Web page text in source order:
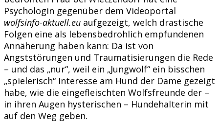
Psychologin gegenüber dem Videoportal
wolfsinfo-aktuell.eu aufgezeigt, welch drastische
Folgen eine als lebensbedrohlich empfundenen
Annäherung haben kann: Da ist von
Angststörungen und Traumatisierungen die Rede
– und das „nur“, weil ein „Jungwolf“ ein bisschen
„spielerisch“ Interesse am Hund der Dame gezeigt
habe, wie die eingefleischten Wolfsfreunde der –
in ihren Augen hysterischen – Hundehalterin mit
auf den Weg geben.